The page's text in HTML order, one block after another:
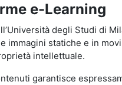
e-Learning
degli Studi di
immagini statiche e in
intellettuale.
garantisce